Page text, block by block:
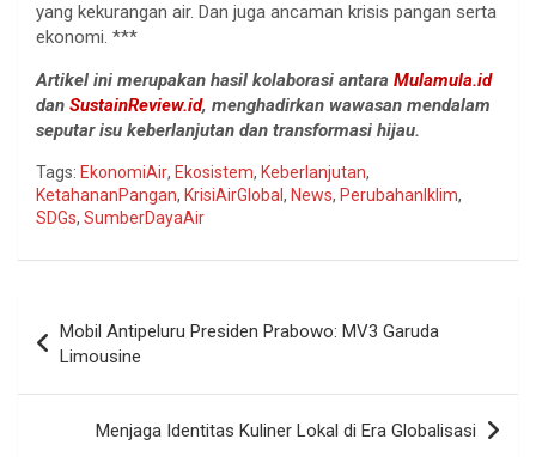
yang kekurangan air. Dan juga ancaman krisis pangan serta
ekonomi. ***
Artikel ini merupakan hasil kolaborasi antara Mulamula.id
dan SustainReview.id, menghadirkan wawasan mendalam
seputar isu keberlanjutan dan transformasi hijau.
Tags: EkonomiAir, Ekosistem, Keberlanjutan,
KetahananPangan, KrisiAirGlobal , News, PerubahanIklim,
SDGs, SumberDayaAir
pos
Mobil Antipeluru Presiden Prabowo: MV3 Garuda
Limousine
Menjaga Identitas Kuliner Lokal di Era Globalisasi